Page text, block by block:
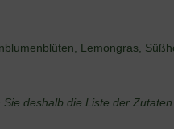
Lemongras,
deshalb die Liste der